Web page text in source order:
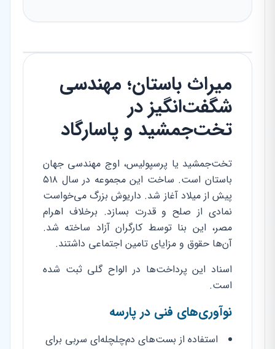
میراث باستان؛ مهندسی
شگفت‌انگیز در
تخت‌جمشید و پاسارگاد
تخت‌جمشید یا پرسپولیس، اوج مهندسی جهان
باستان است. ساخت این مجموعه در سال ۵۱۸
پیش از میلاد آغاز شد. داریوش بزرگ می‌خواست
نمادی از صلح و قدرت بسازد. برخلاف اهرام
مصر، این بنا توسط کارگران آزاد ساخته شد.
آن‌ها حقوق و مزایای تامین اجتماعی داشتند.
اسناد این پرداخت‌ها در الواح گلی ثبت شده
است.
نوآوری‌های فنی در پارسه
استفاده از بست‌های دم‌چلچله‌ای سربی برای